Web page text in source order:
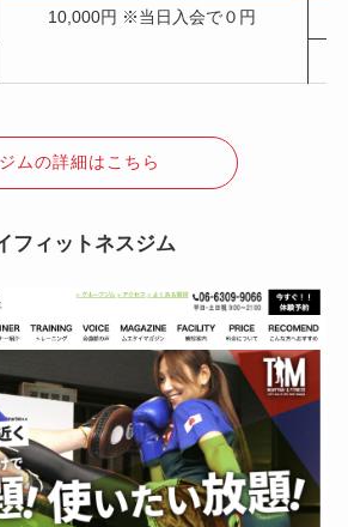
10,000円 ※当日入会で０円
ジムの詳細はこちら
フィットネスジム